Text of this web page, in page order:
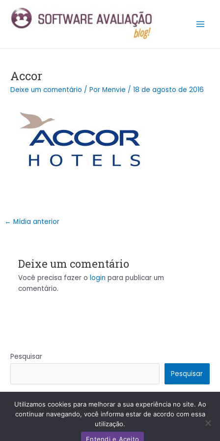
para
Accor
Deixe um comentário / PorMenvie /18 de agosto de 2016
navigation
← Mídia anterior
Deixe um comentário
Você precisa fazer o login para publicar um
comentário.
Pesquisar
Pesquisar
Copyright © 2026 | Powered by Tema Astra para WordPress
Utilizamos cookies para melhorar a sua experiência no site. Ao
continuar navegando, você informa estar de acordo com essa
utilização.
Entendi e Aceito